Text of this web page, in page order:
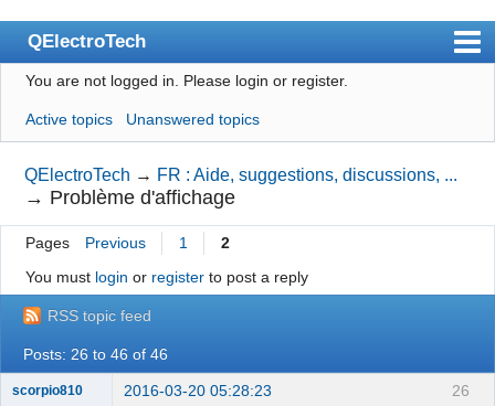
QElectroTech
Index
User list
Search
Register
Login
Site officiel
Wiki
BugTracker
You are not logged in. Please login or register.
Active topics Unanswered topics
QElectroTech → FR : Aide, suggestions, discussions, ...
→ Problème d'affichage
Pages Previous 1
2
You must login or registerto post a reply
RSS topic feed
Posts: 26 to 46 of 46
26
scorpio810 2016-03-20 05:28:23